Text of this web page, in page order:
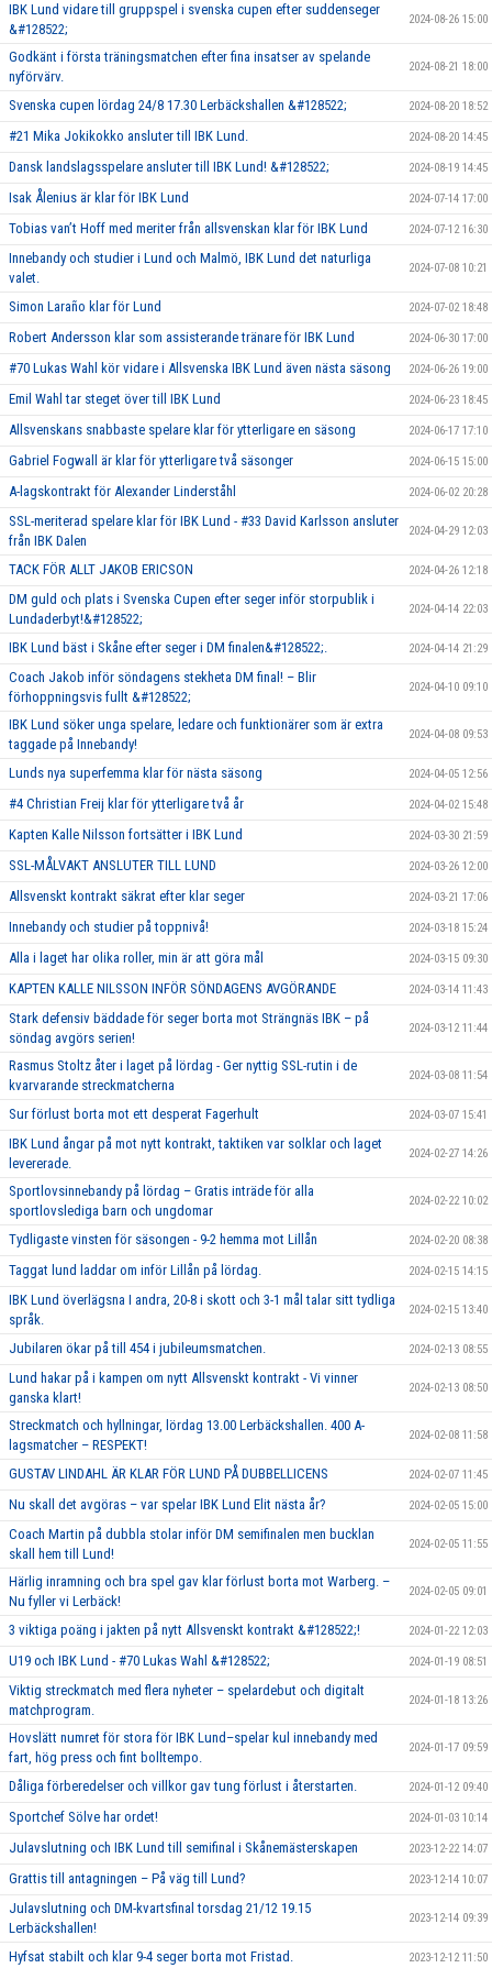
IBK Lund vidare till gruppspel i svenska cupen efter suddenseger
&#128522;
2024-08-26 15:00
Godkänt i första träningsmatchen efter fina insatser av spelande
nyförvärv.
2024-08-21 18:00
Svenska cupen lördag 24/8 17.30 Lerbäckshallen &#128522; 2024-08-20 18:52
#21 Mika Jokikokko ansluter till IBK Lund. 2024-08-20 14:45
Dansk landslagsspelare ansluter till IBK Lund! &#128522; 2024-08-19 14:45
Isak Ålenius är klar för IBK Lund 2024-07-14 17:00
Tobias van’t Hoff med meriter från allsvenskan klar för IBK Lund 2024-07-12 16:30
Innebandy och studier i Lund och Malmö, IBK Lund det naturliga
valet.
2024-07-08 10:21
Simon Laraño klar för Lund 2024-07-02 18:48
Robert Andersson klar som assisterande tränare för IBK Lund 2024-06-30 17:00
#70 Lukas Wahl kör vidare i Allsvenska IBK Lund även nästa säsong 2024-06-26 19:00
Emil Wahl tar steget över till IBK Lund 2024-06-23 18:45
Allsvenskans snabbaste spelare klar för ytterligare en säsong 2024-06-17 17:10
Gabriel Fogwall är klar för ytterligare två säsonger 2024-06-15 15:00
A-lagskontrakt för Alexander Linderståhl 2024-06-02 20:28
SSL-meriterad spelare klar för IBK Lund - #33 David Karlsson ansluter
från IBK Dalen
2024-04-29 12:03
TACK FÖR ALLT JAKOB ERICSON 2024-04-26 12:18
DM guld och plats i Svenska Cupen efter seger inför storpublik i
Lundaderbyt!&#128522;
2024-04-14 22:03
IBK Lund bäst i Skåne efter seger i DM finalen&#128522;. 2024-04-14 21:29
Coach Jakob inför söndagens stekheta DM final! – Blir
förhoppningsvis fullt &#128522;
2024-04-10 09:10
IBK Lund söker unga spelare, ledare och funktionärer som är extra
taggade på Innebandy!
2024-04-08 09:53
Lunds nya superfemma klar för nästa säsong 2024-04-05 12:56
#4 Christian Freij klar för ytterligare två år 2024-04-02 15:48
Kapten Kalle Nilsson fortsätter i IBK Lund 2024-03-30 21:59
SSL-MÅLVAKT ANSLUTER TILL LUND 2024-03-26 12:00
Allsvenskt kontrakt säkrat efter klar seger 2024-03-21 17:06
Innebandy och studier på toppnivå! 2024-03-18 15:24
Alla i laget har olika roller, min är att göra mål 2024-03-15 09:30
KAPTEN KALLE NILSSON INFÖR SÖNDAGENS AVGÖRANDE 2024-03-14 11:43
Stark defensiv bäddade för seger borta mot Strängnäs IBK – på
söndag avgörs serien!
2024-03-12 11:44
Rasmus Stoltz åter i laget på lördag - Ger nyttig SSL-rutin i de
kvarvarande streckmatcherna
2024-03-08 11:54
Sur förlust borta mot ett desperat Fagerhult 2024-03-07 15:41
IBK Lund ångar på mot nytt kontrakt, taktiken var solklar och laget
levererade.
2024-02-27 14:26
Sportlovsinnebandy på lördag – Gratis inträde för alla
sportlovslediga barn och ungdomar
2024-02-22 10:02
Tydligaste vinsten för säsongen - 9-2 hemma mot Lillån 2024-02-20 08:38
Taggat lund laddar om inför Lillån på lördag. 2024-02-15 14:15
IBK Lund överlägsna I andra, 20-8 i skott och 3-1 mål talar sitt tydliga
språk.
2024-02-15 13:40
Jubilaren ökar på till 454 i jubileumsmatchen. 2024-02-13 08:55
Lund hakar på i kampen om nytt Allsvenskt kontrakt - Vi vinner
ganska klart!
2024-02-13 08:50
Streckmatch och hyllningar, lördag 13.00 Lerbäckshallen. 400 A-
lagsmatcher – RESPEKT!
2024-02-08 11:58
GUSTAV LINDAHL ÄR KLAR FÖR LUND PÅ DUBBELLICENS 2024-02-07 11:45
Nu skall det avgöras – var spelar IBK Lund Elit nästa år? 2024-02-05 15:00
Coach Martin på dubbla stolar inför DM semifinalen men bucklan
skall hem till Lund!
2024-02-05 11:55
Härlig inramning och bra spel gav klar förlust borta mot Warberg. –
Nu fyller vi Lerbäck!
2024-02-05 09:01
3 viktiga poäng i jakten på nytt Allsvenskt kontrakt &#128522;! 2024-01-22 12:03
U19 och IBK Lund - #70 Lukas Wahl &#128522; 2024-01-19 08:51
Viktig streckmatch med flera nyheter – spelardebut och digitalt
matchprogram.
2024-01-18 13:26
Hovslätt numret för stora för IBK Lund–spelar kul innebandy med
fart, hög press och fint bolltempo.
2024-01-17 09:59
Dåliga förberedelser och villkor gav tung förlust i återstarten. 2024-01-12 09:40
Sportchef Sölve har ordet! 2024-01-03 10:14
Julavslutning och IBK Lund till semifinal i Skånemästerskapen 2023-12-22 14:07
Grattis till antagningen – På väg till Lund? 2023-12-14 10:07
Julavslutning och DM-kvartsfinal torsdag 21/12 19.15
Lerbäckshallen!
2023-12-14 09:39
Hyfsat stabilt och klar 9-4 seger borta mot Fristad. 2023-12-12 11:50